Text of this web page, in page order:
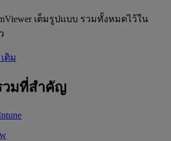
เต็มรูปแบบ รวมทั้งหมดไว้ใน
ติม
วมที่สำคัญ